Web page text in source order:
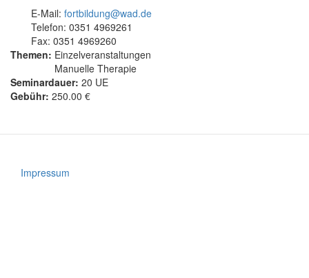
E-Mail: fortbildung@wad.de
Telefon: 0351 4969261
Fax: 0351 4969260
Themen: Einzelveranstaltungen
Manuelle Therapie
Seminardauer: 20 UE
Gebühr: 250.00 €
Impressum